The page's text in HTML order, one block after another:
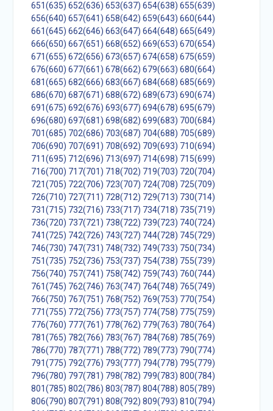
651(635) 652(636) 653(637) 654(638) 655(639)
656(640) 657(641) 658(642) 659(643) 660(644)
661(645) 662(646) 663(647) 664(648) 665(649)
666(650) 667(651) 668(652) 669(653) 670(654)
671(655) 672(656) 673(657) 674(658) 675(659)
676(660) 677(661) 678(662) 679(663) 680(664)
681(665) 682(666) 683(667) 684(668) 685(669)
686(670) 687(671) 688(672) 689(673) 690(674)
691(675) 692(676) 693(677) 694(678) 695(679)
696(680) 697(681) 698(682) 699(683) 700(684)
701(685) 702(686) 703(687) 704(688) 705(689)
706(690) 707(691) 708(692) 709(693) 710(694)
711(695) 712(696) 713(697) 714(698) 715(699)
716(700) 717(701) 718(702) 719(703) 720(704)
721(705) 722(706) 723(707) 724(708) 725(709)
726(710) 727(711) 728(712) 729(713) 730(714)
731(715) 732(716) 733(717) 734(718) 735(719)
736(720) 737(721) 738(722) 739(723) 740(724)
741(725) 742(726) 743(727) 744(728) 745(729)
746(730) 747(731) 748(732) 749(733) 750(734)
751(735) 752(736) 753(737) 754(738) 755(739)
756(740) 757(741) 758(742) 759(743) 760(744)
761(745) 762(746) 763(747) 764(748) 765(749)
766(750) 767(751) 768(752) 769(753) 770(754)
771(755) 772(756) 773(757) 774(758) 775(759)
776(760) 777(761) 778(762) 779(763) 780(764)
781(765) 782(766) 783(767) 784(768) 785(769)
786(770) 787(771) 788(772) 789(773) 790(774)
791(775) 792(776) 793(777) 794(778) 795(779)
796(780) 797(781) 798(782) 799(783) 800(784)
801(785) 802(786) 803(787) 804(788) 805(789)
806(790) 807(791) 808(792) 809(793) 810(794)